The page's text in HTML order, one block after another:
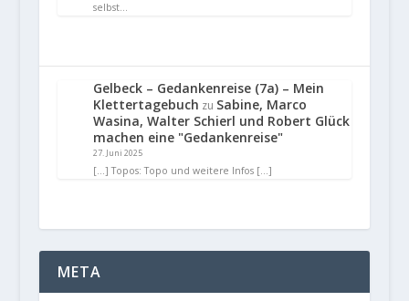
selbst…
Gelbeck – Gedankenreise (7a) – Mein
Klettertagebuch zu Sabine, Marco
Wasina, Walter Schierl und Robert Glück
machen eine "Gedankenreise"
27. Juni 2025
[…] Topos: Topo und weitere Infos […]
META